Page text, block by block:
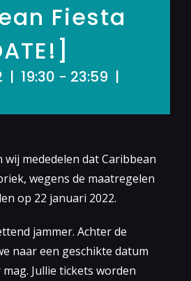
Fiesta
| 19:30 - 23:59 |
wij mededelen dat Caribbean
wegens de maatregelen
op 22 januari 2022.
jammer. Achter de
naar een geschikte datum
Jullie tickets worden